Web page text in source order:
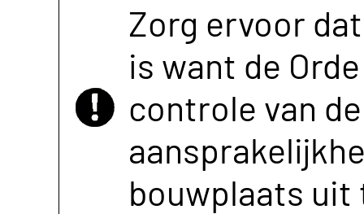
Zorg ervoor
is want de
controle van
bouwplaats uit